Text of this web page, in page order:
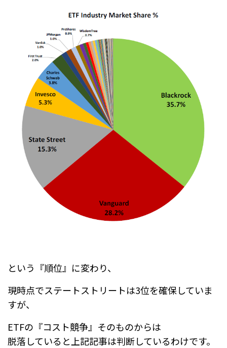
という『順位』に変わり、
現時点でステートストリートは3位を確保していま
すが、
ETFの『コスト競争』そのものからは
脱落していると上記記事は判断しているわけです。